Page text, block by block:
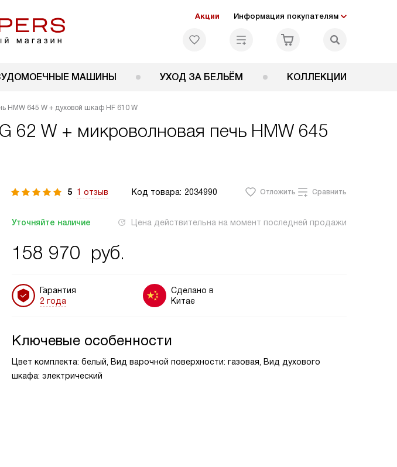
Акции Информация покупателям
МАШИНЫ УХОД ЗА БЕЛЬЁМ КОЛЛЕКЦИИ
HMW 645 W + духовой шкаф HF 610 W
62 W + микроволновая печь HMW 645
5 1 отзыв Код товара: 2034990 Отложить Сравнить
Уточняйте наличие Цена действительна на момент последней продажи
158 970 руб.
Гарантия
2 года
Сделано в
Китае
Ключевые особенности
Цвет комплекта: белый, Вид варочной поверхности: газовая, Вид духового
шкафа: электрический